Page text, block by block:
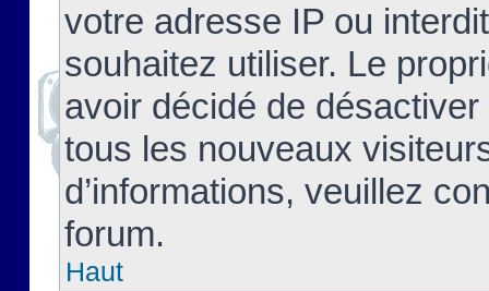
votre adresse IP ou
souhaitez utiliser. Le
avoir décidé de
tous les nouveaux
d’informations, veuillez
forum.
Haut